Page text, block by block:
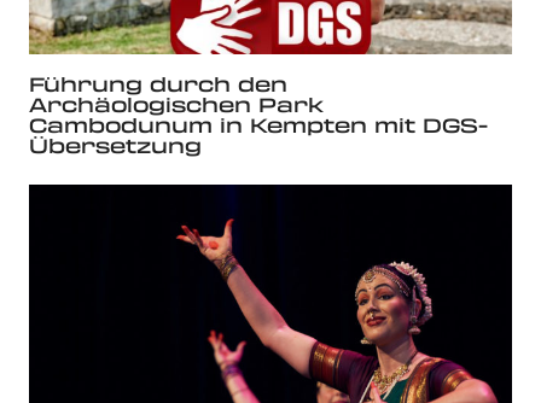
Führung durch den
Archäologischen Park
Cambodunum in Kempten mit DGS-
Übersetzung